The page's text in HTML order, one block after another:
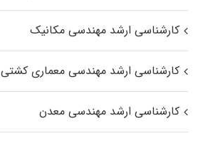
کارشناسی ارشد مهندسی مکانیک
کارشناسی ارشد مهندسی معماری کشتی
کارشناسی ارشد مهندسی معدن